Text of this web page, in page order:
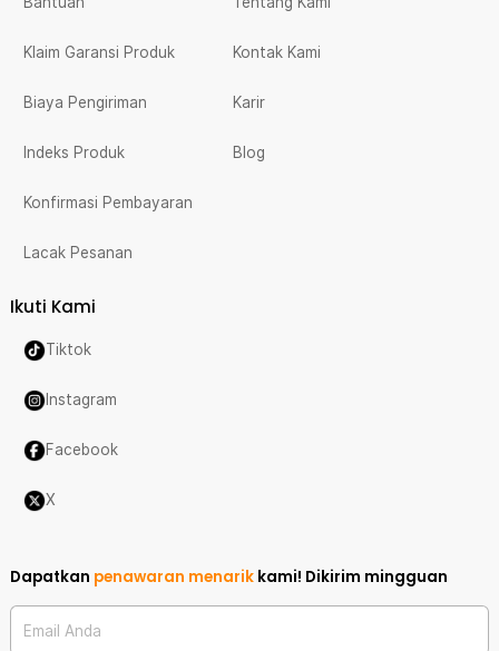
Klaim Garansi Produk
Biaya Pengiriman
Indeks Produk
Konfirmasi Pembayaran
Lacak Pesanan
Kontak Kami
Karir
Blog
Ikuti Kami
Tiktok
Instagram
Facebook
X
Dapatkan penawaran menarik kami! Dikirim mingguan
Email Anda